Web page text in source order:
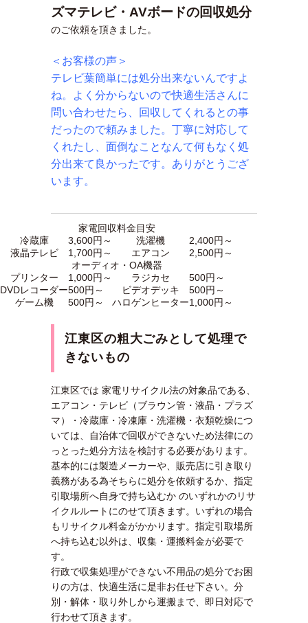
ズマテレビ・AVボードの回収処分
のご依頼を頂きました。
＜お客様の声＞
テレビ葉簡単には処分出来ないんですよ
ね。よく分からないので快適生活さんに
問い合わせたら、回収してくれるとの事
だったので頼みました。丁寧に対応して
くれたし、面倒なことなんて何もなく処
分出来て良かったです。ありがとうござ
います。
家電回収料金目安
冷蔵庫
3,600円～ 洗濯機
2,400円～
液晶テレビ
1,700円～ エアコン
2,500円～
オーディオ・OA機器
プリンター
1,000円～ ラジカセ
500円～
DVDレコーダー500円～ ビデオデッキ
500円～
ゲーム機
500円～ ハロゲンヒーター1,000円～
江東区の粗大ごみとして処理で
きないもの
江東区では 家電リサイクル法の対象品である、
エアコン・テレビ（ブラウン管・液晶・プラズ
マ）・冷蔵庫・冷凍庫・洗濯機・衣類乾燥につ
いては、自治体で回収ができないため法律にの
っとった処分方法を検討する必要があります。
基本的には製造メーカーや、販売店に引き取り
義務がある為そちらに処分を依頼するか、指定
引取場所へ自身で持ち込むか のいずれかのリサ
イクルルートにのせて頂きます。いずれの場合
もリサイクル料金がかかります。指定引取場所
へ持ち込む以外は、収集・運搬料金が必要で
す。
行政で収集処理ができない不用品の処分でお困
りの方は、快適生活に是非お任せ下さい。分
別・解体・取り外しから運搬まで、即日対応で
行わせて頂きます。